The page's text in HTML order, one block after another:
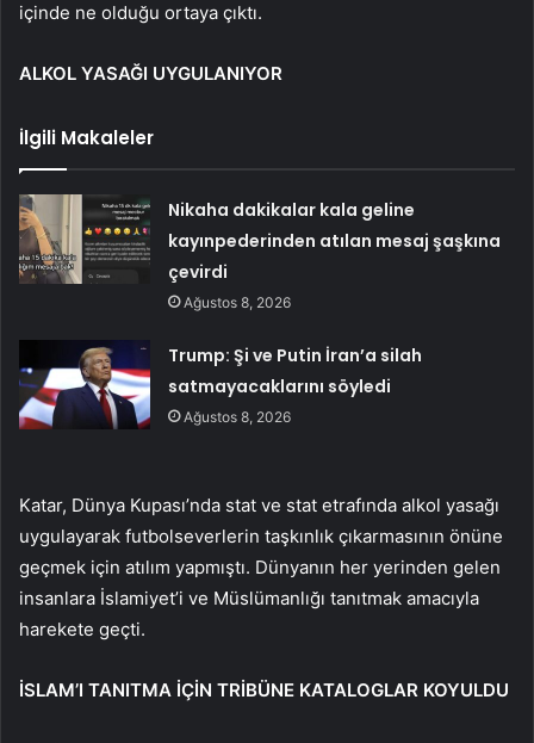
içinde ne olduğu ortaya çıktı.
ALKOL YASAĞI UYGULANIYOR
İlgili Makaleler
Nikaha dakikalar kala geline
kayınpederinden atılan mesaj şaşkına
çevirdi
Ağustos 8, 2026
Trump: Şi ve Putin İran’a silah
satmayacaklarını söyledi
Ağustos 8, 2026
Katar, Dünya Kupası’nda stat ve stat etrafında alkol yasağı
uygulayarak futbolseverlerin taşkınlık çıkarmasının önüne
geçmek için atılım yapmıştı. Dünyanın her yerinden gelen
insanlara İslamiyet’i ve Müslümanlığı tanıtmak amacıyla
harekete geçti.
İSLAM’I TANITMA İÇİN TRİBÜNE KATALOGLAR KOYULDU